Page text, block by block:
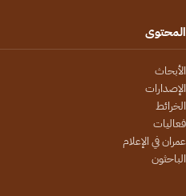
المحتوى
الأبحاث
الإصدارات
الخرائط
فعاليات
عمران في الإعلام
الباحثون